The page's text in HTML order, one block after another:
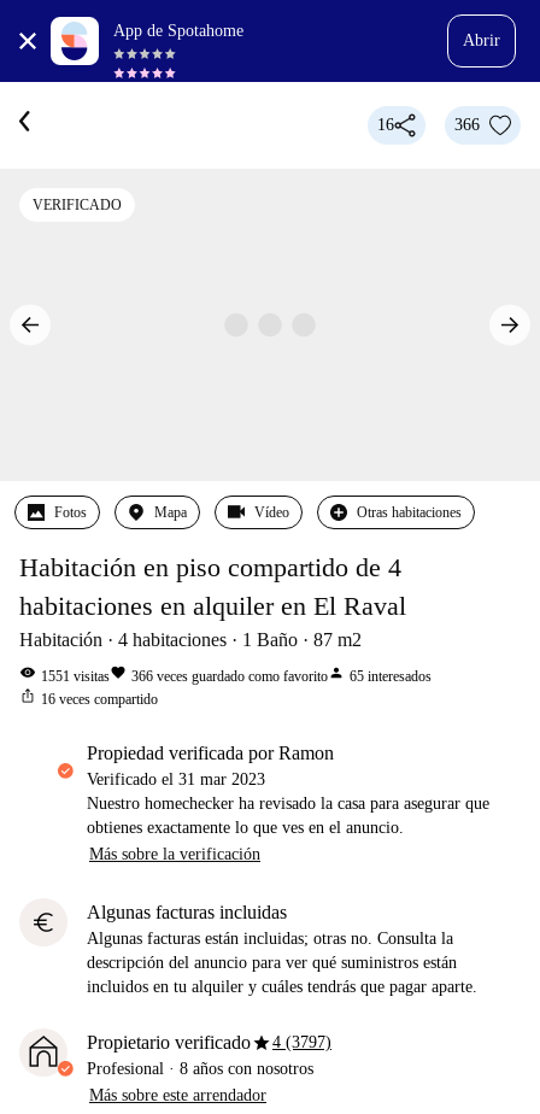
App de Spotahome
Abrir
16 366
VERIFICADO
Fotos Mapa Vídeo Otras habitaciones
Habitación en piso compartido de 4
habitaciones en alquiler en El Raval
Habitación 4 habitaciones 1 Baño 87 m2
visibility 1551 visitasfavorite 366 veces guardado como favoritoperson 65 interesados
ios_share 16 veces compartido
propiedad verificada por Ramon
Verificado el 31 mar 2023
Nuestro homechecker ha revisado la casa para asegurar que
obtienes exactamente lo que ves en el anuncio.
Más sobre la verificación
euro Algunas facturas incluidas
Algunas facturas están incluidas; otras no. Consulta la
descripción del anuncio para ver qué suministros están
incluidos en tu alquiler y cuáles tendrás que pagar aparte.
Propietario verificadostar4 (3797)
Profesional · 8 años con nosotros
Más sobre este arrendador